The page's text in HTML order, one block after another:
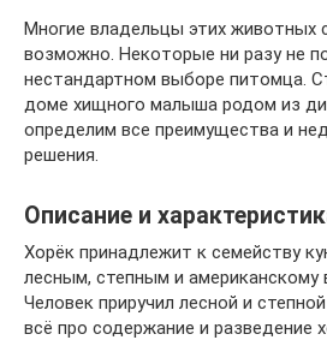
Многие владельцы этих животных
возможно. Некоторые ни разу не
нестандартном выборе питомца.
доме хищного малыша родом из
определим все преимущества и
решения.
Описание и
Хорёк принадлежит к семейству
лесным, степным и американскому
Человек приручил лесной и
всё про содержание и разведение